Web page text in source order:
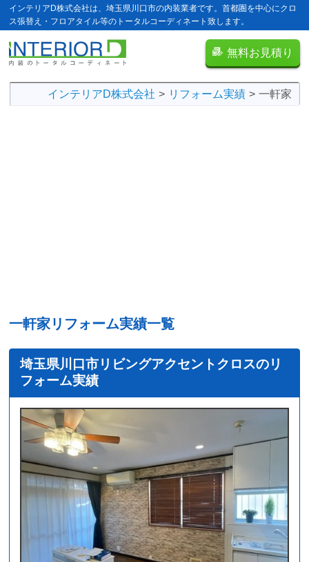
インテリアD株式会社は、埼玉県川口市の内装業者です。首都圏を中心にクロ
ス張替え・フロアタイル等のトータルコーディネート致します。
無料お見積り
インテリアD株式会社 リフォーム実績 一軒家
一軒家リフォーム実績一覧
埼玉県川口市リビングアクセントクロスのリ
フォーム実績